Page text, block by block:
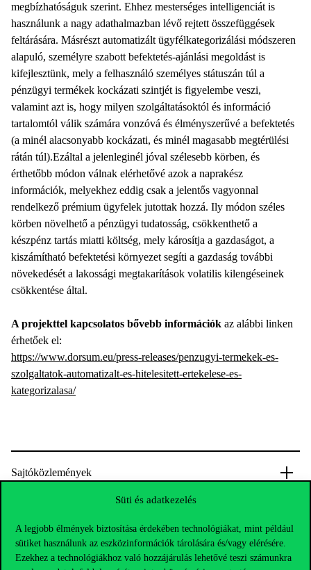
Süti és adatkezelés
A legjobb élmények biztosítása érdekében technológiákat, mint például
sütiket használunk az eszközinformációk tárolására és/vagy elérésére.
Ezekhez a technológiákhoz való hozzájárulás lehetővé teszi számunkra
megbízhatóságuk szerint. Ehhez mesterséges intelligenciát is
használunk a nagy adathalmazban lévő rejtett összefüggések
feltárására. Másrészt automatizált ügyfélkategorizálási módszeren
alapuló, személyre szabott befektetés-ajánlási megoldást is
kifejlesztünk, mely a felhasználó személyes státuszán túl a
pénzügyi termékek kockázati szintjét is figyelembe veszi,
valamint azt is, hogy milyen szolgáltatásoktól és információ
tartalomtól válik számára vonzóvá és élményszerűvé a befektetés
(a minél alacsonyabb kockázati, és minél magasabb megtérülési
rátán túl).Ezáltal a jelenleginél jóval szélesebb körben, és
érthetőbb módon válnak elérhetővé azok a naprakész
információk, melyekhez eddig csak a jelentős vagyonnal
rendelkező prémium ügyfelek jutottak hozzá. Ily módon széles
körben növelhető a pénzügyi tudatosság, csökkenthető a
készpénz tartás miatti költség, mely károsítja a gazdaságot, a
kiszámítható befektetési környezet segíti a gazdaság további
növekedését a lakossági megtakarítások volatilis kilengéseinek
csökkentése által.
A projekttel kapcsolatos bővebb információk az alábbi linken
érhetőek el:
https://www.dorsum.eu/press-releases/penzugyi-termekek-es-
szolgaltatok-automatizalt-es-hitelesitett-ertekelese-es-
kategorizalasa/
Sajtóközlemények